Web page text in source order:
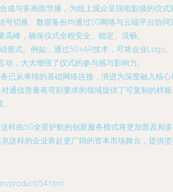
与多画面导播，为线上观众呈现电影级的仪式
号切换、数据备份均通过5G网络与云端平台协
峰，确保仪式全程安全、稳定、流畅。
形式。例如，通过5G+AR技术，可将企业
，大大增强了仪式的参与感与影响力。
已从单纯的基础网络连接，演进为深度融入核
通信质量有苛刻要求的领域提供了可复制的样
样由5G全景护航的创新服务模式将更加普及
这样的企业奔赴更广阔的资本市场舞台，提供坚
product/54.html